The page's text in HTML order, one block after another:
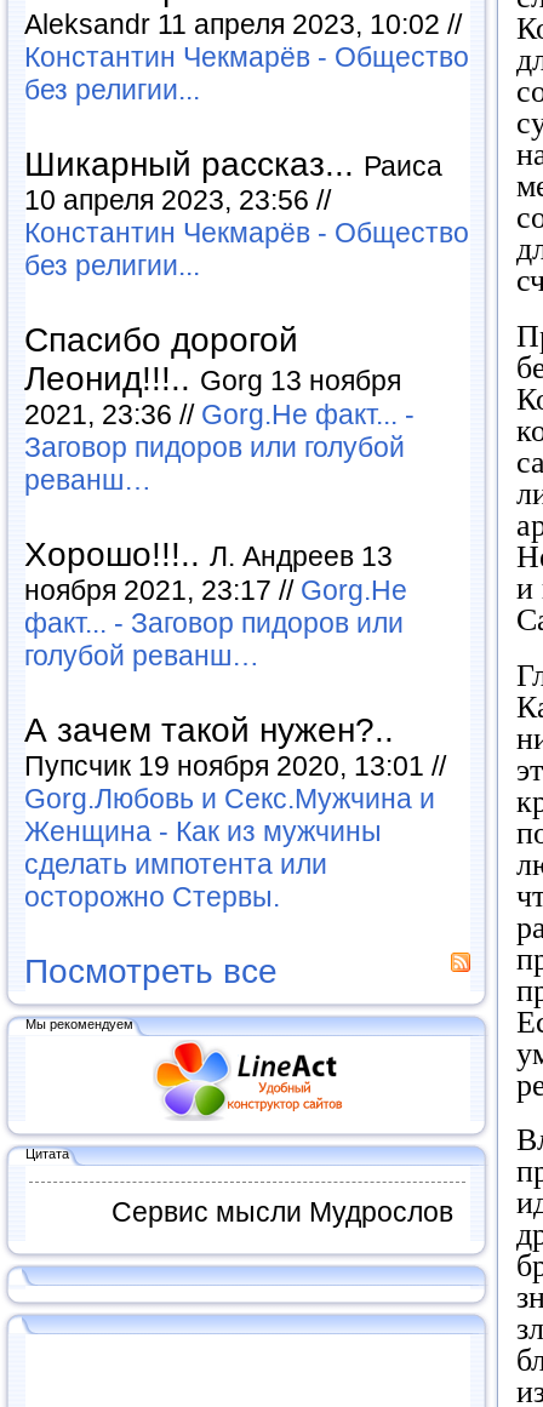
Aleksandr 11 апреля 2023, 10:02 //
Константин Чекмарёв - Общество
без религии...
Шикарный рассказ... Раиса
10 апреля 2023, 23:56 //
Константин Чекмарёв - Общество
без религии...
Спасибо дорогой
Леонид!!!.. Gorg 13 ноября
2021, 23:36 // Gorg.Не факт... -
Заговор пидоров или голубой
реванш…
Хорошо!!!.. Л. Андреев 13
ноября 2021, 23:17 // Gorg.Не
факт... - Заговор пидоров или
голубой реванш…
А зачем такой нужен?..
Пупсчик 19 ноября 2020, 13:01 //
Gorg.Любовь и Секс.Мужчина и
Женщина - Как из мужчины
сделать импотента или
осторожно Стервы.
Посмотреть все
Мы рекомендуем
Цитата
Сервис мысли Мудрослов
и